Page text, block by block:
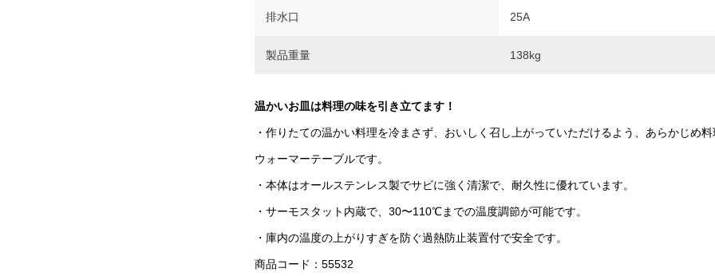
排水口 25A
製品重量 138kg
温かいお皿は料理の味を引き立てます！
・作りたての温かい料理を冷まさず、おいしく召し上がっていただけるよう、あらかじめ料
ウォーマーテーブルです。
・本体はオールステンレス製でサビに強く清潔で、耐久性に優れています。
・サーモスタット内蔵で、30〜110℃までの温度調節が可能です。
・庫内の温度の上がりすぎを防ぐ過熱防止装置付で安全です。
商品コード：55532